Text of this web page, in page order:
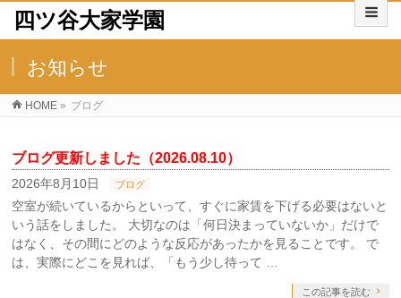
四ツ谷大家学園
お知らせ
HOME » ブログ
ブログ更新しました（2026.08.10）
2026年8月10日 ブログ
空室が続いているからといって、すぐに家賃を下げる必要はないと
いう話をしました。 大切なのは「何日決まっていないか」だけで
はなく、その間にどのような反応があったかを見ることです。 で
は、実際にどこを見れば、「もう少し待って …
この記事を読む